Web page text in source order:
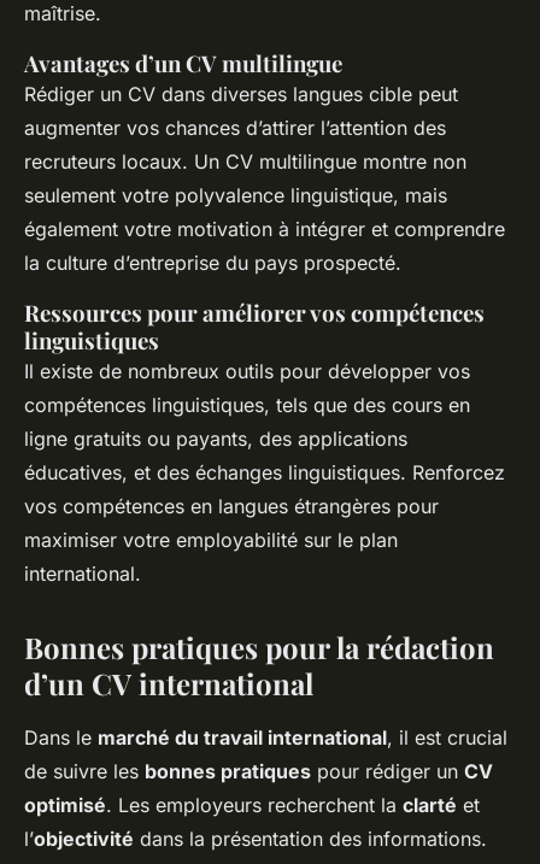
maîtrise.
Avantages d’un CV multilingue
Rédiger un CV dans diverses langues cible peut
augmenter vos chances d’attirer l’attention des
recruteurs locaux. Un CV multilingue montre non
seulement votre polyvalence linguistique, mais
également votre motivation à intégrer et comprendre
la culture d’entreprise du pays prospecté.
Ressources pour améliorer vos compétences
linguistiques
Il existe de nombreux outils pour développer vos
compétences linguistiques, tels que des cours en
ligne gratuits ou payants, des applications
éducatives, et des échanges linguistiques. Renforcez
vos compétences en langues étrangères pour
maximiser votre employabilité sur le plan
international.
Bonnes pratiques pour la rédaction
d’un CV international
Dans le marché du travail international, il est crucial
de suivre les bonnes pratiques pour rédiger un CV
optimisé. Les employeurs recherchent la clarté et
l’objectivité dans la présentation des informations.